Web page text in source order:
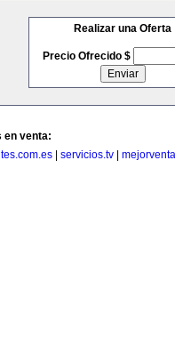
Realizar una Oferta
Precio Ofrecido $
en venta:
servicios.tv